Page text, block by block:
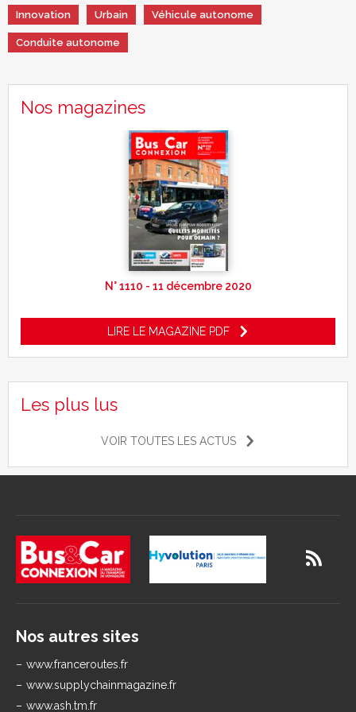
Innovation Urbain Véhicule autonome
Conduite autonome
Nos magazines
N° 1110 - 11 décembre 2020
LIRE LE MAGAZINE PDF
Les plus lus
VOIR TOUTES LES ACTUS
Nos autres sites
www.franceroutes.fr
www.supplychainmagazine.fr
www.ash.tm.fr